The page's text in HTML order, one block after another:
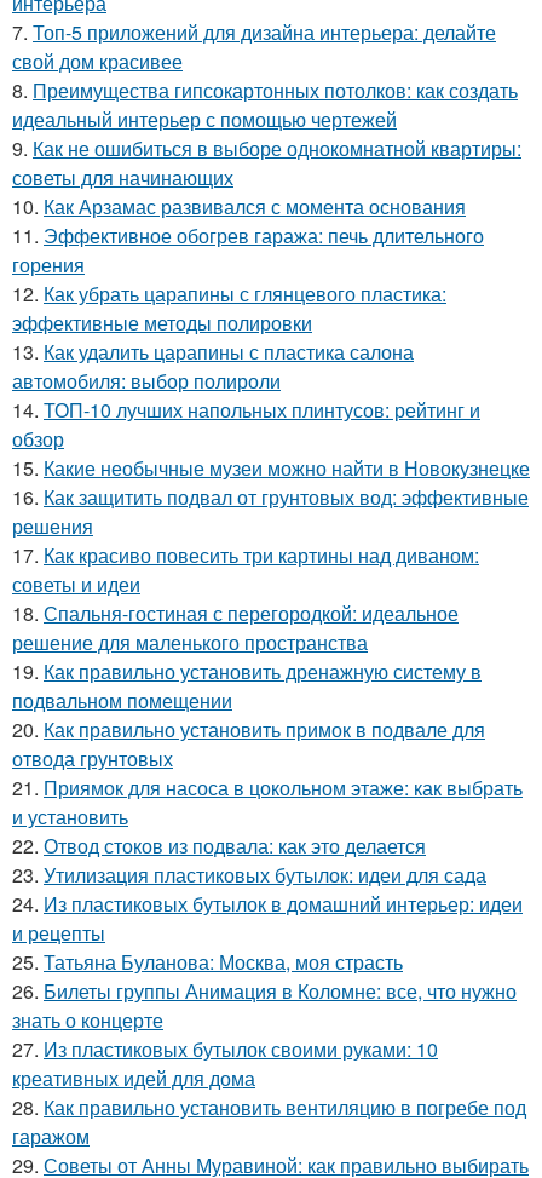
7. Топ-5 приложений для дизайна интерьера: делайте
свой дом красивее
8. Преимущества гипсокартонных потолков: как создать
идеальный интерьер с помощью чертежей
9. Как не ошибиться в выборе однокомнатной квартиры:
советы для начинающих
10. Как Арзамас развивался с момента основания
11. Эффективное обогрев гаража: печь длительного
горения
12. Как убрать царапины с глянцевого пластика:
эффективные методы полировки
13. Как удалить царапины с пластика салона
автомобиля: выбор полироли
14. ТОП-10 лучших напольных плинтусов: рейтинг и
обзор
15. Какие необычные музеи можно найти в Новокузнецке
16. Как защитить подвал от грунтовых вод: эффективные
решения
17. Как красиво повесить три картины над диваном:
советы и идеи
18. Спальня-гостиная с перегородкой: идеальное
решение для маленького пространства
19. Как правильно установить дренажную систему в
подвальном помещении
20. Как правильно установить примок в подвале для
отвода грунтовых
21. Приямок для насоса в цокольном этаже: как выбрать
и установить
22. Отвод стоков из подвала: как это делается
23. Утилизация пластиковых бутылок: идеи для сада
24. Из пластиковых бутылок в домашний интерьер: идеи
и рецепты
25. Татьяна Буланова: Москва, моя страсть
26. Билеты группы Анимация в Коломне: все, что нужно
знать о концерте
27. Из пластиковых бутылок своими руками: 10
креативных идей для дома
28. Как правильно установить вентиляцию в погребе под
гаражом
29. Советы от Анны Муравиной: как правильно выбирать